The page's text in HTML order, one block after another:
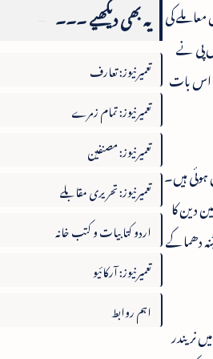
کی
پی نے
اس بات
ہیں۔
دین کا
دھماکے
گاندھی میدان میں نریندر
یہ بھی دیکھیے ۔۔۔
تعمیرنیوز: تعارف
تعمیرنیوز: تمام زمرے
تعمیرنیوز: مصنفین
تعمیرنیوز: تحریری مقابلے
اردو کتابیات و کتب خانہ
تعمیرنیوز: آرکائیو
اہم روابط